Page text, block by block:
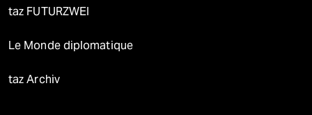
taz FUTURZWEI
Le Monde diplomatique
taz Archiv